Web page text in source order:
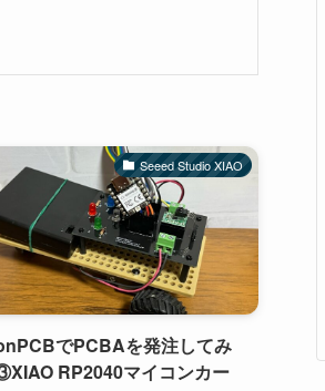
Seeed Studio XIAO
でPCBAを発注してみ
RP2040マイコンカー